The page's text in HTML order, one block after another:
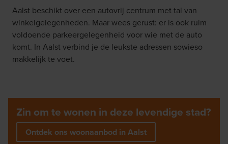
Aalst beschikt over een autovrij centrum met tal van
winkelgelegenheden. Maar wees gerust: er is ook ruim
voldoende parkeergelegenheid voor wie met de auto
komt. In Aalst verbind je de leukste adressen sowieso
makkelijk te voet.
Zin om te wonen in deze levendige stad?
Ontdek ons woonaanbod in Aalst